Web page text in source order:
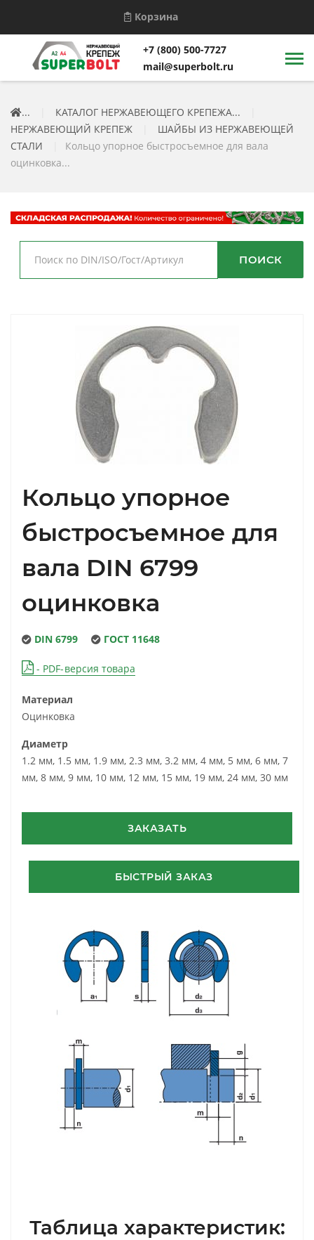
Корзина
+7 (800) 500-7727
mail@superbolt.ru
... КАТАЛОГ НЕРЖАВЕЮЩЕГО КРЕПЕЖА...
НЕРЖАВЕЮЩИЙ КРЕПЕЖ
ШАЙБЫ ИЗ НЕРЖАВЕЮЩЕЙ
СТАЛИ
Кольцо упорное быстросъемное для вала
оцинковка...
ПОИСК
Кольцо упорное
быстросъемное для
вала DIN 6799
оцинковка
DIN 6799 ГОСТ 11648
- PDF-версия товара
Материал
Оцинковка
Диаметр
1.2 мм, 1.5 мм, 1.9 мм, 2.3 мм, 3.2 мм, 4 мм, 5 мм, 6 мм, 7
мм, 8 мм, 9 мм, 10 мм, 12 мм, 15 мм, 19 мм, 24 мм, 30 мм
ЗАКАЗАТЬ
БЫСТРЫЙ ЗАКАЗ
Таблица характеристик: